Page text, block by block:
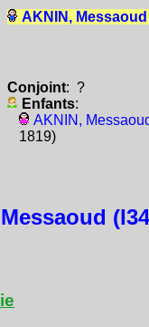
AKNIN, Messaoud
Conjoint: ?
Enfants:
AKNIN,
1819)